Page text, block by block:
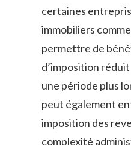
certaines
immobiliers
permettre de
d’imposition‍
une période plus
peut‌ également
imposition des
complexité